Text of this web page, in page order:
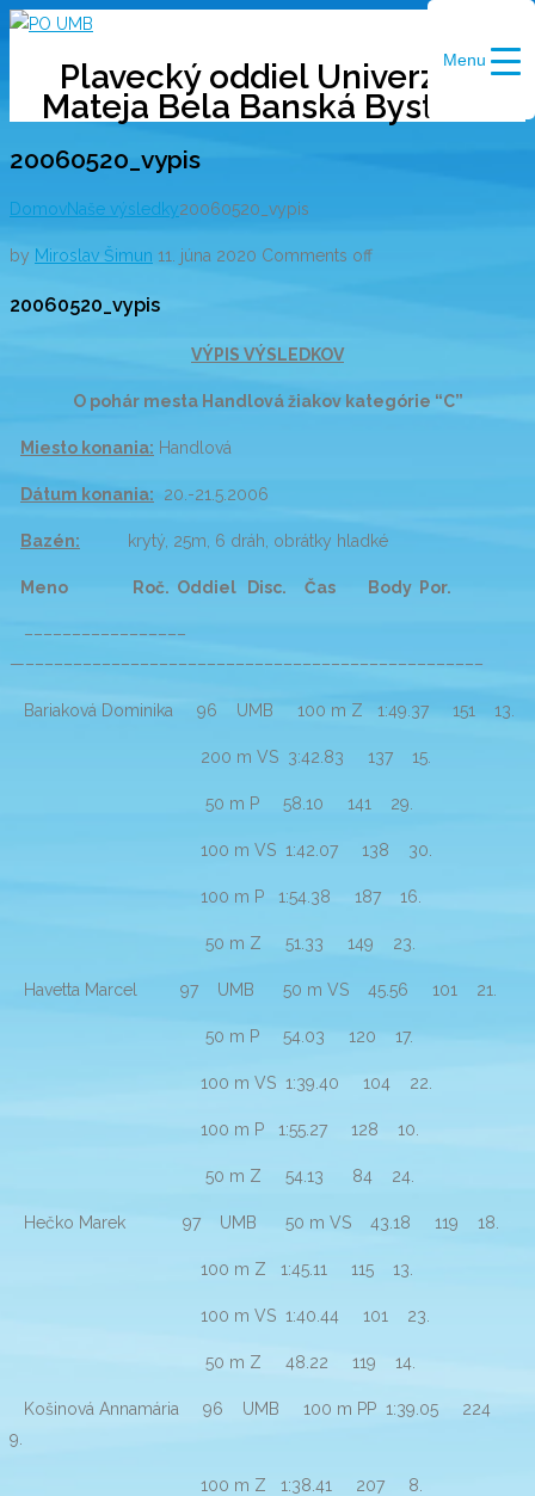
Skip
contentPlavecký oddiel Univerzity
Mateja Bela Banská Bystrica
20060520_vypis
DomovNaše výsledky20060520_vypis
by Miroslav Šimun 11. júna 2020 Comments off
20060520_vypis
VÝPIS VÝSLEDKOV
O pohár mesta Handlová žiakov kategórie “C”
Miesto konania: Handlová
Dátum konania: 20.-21.5.2006
Bazén: krytý, 25m, 6 dráh, obrátky hladké
Meno Roč. Oddiel Disc. Čas Body Por.
–––––––––––––––––
—––––––––––––––––––––––––––––––––––––––––––––––––
Bariaková Dominika 96 UMB 100 m Z 1:49.37 151 13.
200 m VS 3:42.83 137 15.
50 m P 58.10 141 29.
100 m VS 1:42.07 138 30.
100 m P 1:54.38 187 16.
50 m Z 51.33 149 23.
Havetta Marcel 97 UMB 50 m VS 45.56 101 21.
50 m P 54.03 120 17.
100 m VS 1:39.40 104 22.
100 m P 1:55.27 128 10.
50 m Z 54.13 84 24.
Hečko Marek 97 UMB 50 m VS 43.18 119 18.
100 m Z 1:45.11 115 13.
100 m VS 1:40.44 101 23.
50 m Z 48.22 119 14.
Košinová Annamária 96 UMB 100 m PP 1:39.05 224
9.
100 m Z 1:38.41 207 8.
Menu